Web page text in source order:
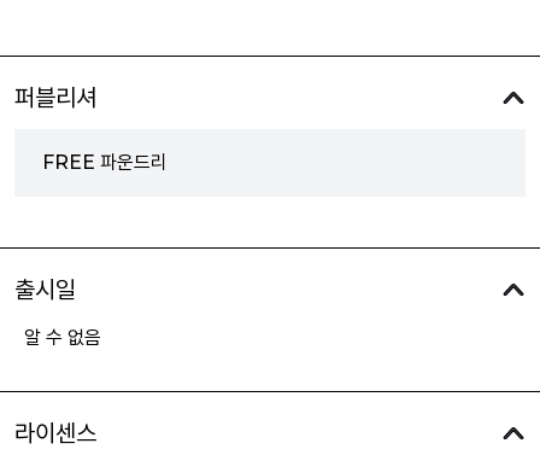
퍼블리셔
FREE 파운드리
출시일
알 수 없음
라이센스